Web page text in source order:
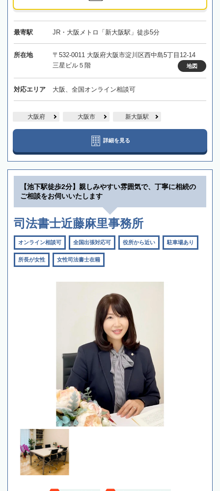
最寄駅 JR・大阪メトロ「新大阪駅」徒歩5分
所在地
〒532-0011 大阪府大阪市淀川区西中島5丁目12-14
三星ビル５階
地図
対応エリア 大阪、全国オンライン相談可
大阪府 大阪市 新大阪駅
詳細を見る
【池下駅徒歩2分】親しみやすい雰囲気で、丁寧に相続の
ご相談をお伺いいたします
司法書士近藤麻里事務所
オンライン相談可 全国出張対応可 役所から近い 駐車場あり
所長が女性 女性司法書士在籍